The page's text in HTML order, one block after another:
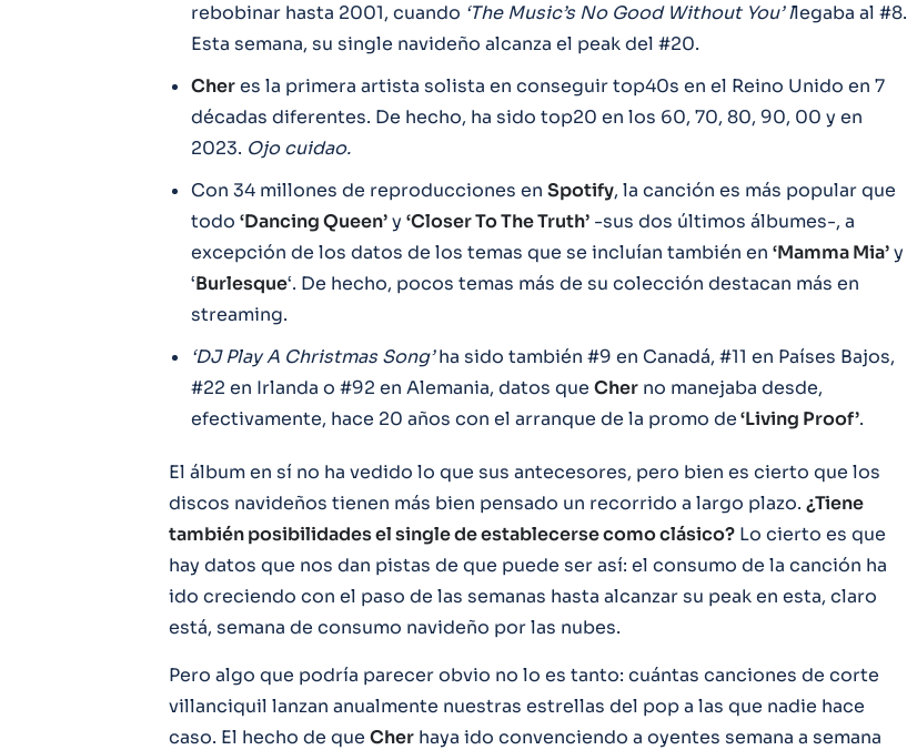
rebobinar hasta 2001, cuando ‘The Music’s No Good Without You’ llegaba al #8.
Esta semana, su single navideño alcanza el peak del #20.
Cheres la primera artista solista en conseguir top40s en el Reino Unido en 7
décadas diferentes. De hecho, ha sido top20 en los 60, 70, 80, 90, 00 y en
2023. Ojo cuidao.
Con 34 millones de reproducciones en Spotify, la canción es más popular que
todo ‘Dancing Queen’y ‘Closer To The Truth’ -sus dos últimos álbumes-, a
excepción de los datos de los temas que se incluían también en ‘Mamma Mia’y
‘Burlesque‘. De hecho, pocos temas más de su colección destacan más en
streaming.
‘DJ Play A Christmas Song’ha sido también #9 en Canadá, #11 en Países Bajos,
#22 en Irlanda o #92 en Alemania, datos que Cher no manejaba desde,
efectivamente, hace 20 años con el arranque de la promo de‘Living Proof’.
El álbum en sí no ha vedido lo que sus antecesores, pero bien es cierto que los
discos navideños tienen más bien pensado un recorrido a largo plazo. ¿Tiene
también posibilidades el single de establecerse como clásico? Lo cierto es que
hay datos que nos dan pistas de que puede ser así: el consumo de la canción ha
ido creciendo con el paso de las semanas hasta alcanzar su peak en esta, claro
está, semana de consumo navideño por las nubes.
Pero algo que podría parecer obvio no lo es tanto: cuántas canciones de corte
villanciquil lanzan anualmente nuestras estrellas del pop a las que nadie hace
caso. El hecho de que Cher haya ido convenciendo a oyentes semana a semana